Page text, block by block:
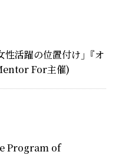
性活躍の位置付け｣『オ
For主催)
Program of